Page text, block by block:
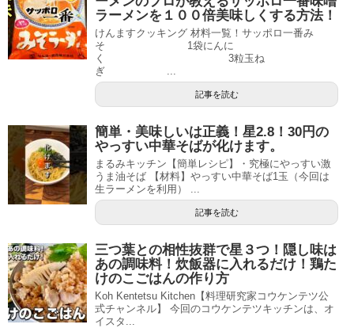
ラーメンを１００倍美味しくする方法！
けんますクッキング 材料一覧！サッポロ一番み
そ 1袋にんに
く 3粒玉ね
ぎ ...
記事を読む
簡単・美味しいは正義！星2.8！30円の
やっすい中華そばが化けます。
まるみキッチン【簡単レシピ】・究極にやっすい激
うま油そば 【材料】やっすい中華そば1玉（今回は
生ラーメンを利用） ...
記事を読む
三つ葉との相性抜群で星３つ！隠し味は
あの調味料！炊飯器に入れるだけ！鶏た
けのこごはんの作り方
Koh Kentetsu Kitchen【料理研究家コウケンテツ公
式チャンネル】 今回のコウケンテツキッチンは、オ
イスタ...